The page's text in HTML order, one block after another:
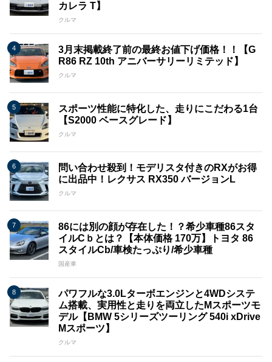
カレラ T】
クルマ
3月末掲載終了前の最終お値下げ価格！！【G
R86 RZ 10th アニバーサリーリミテッド】
クルマ
スポーツ性能に特化した、走りにこだわる1台
【S2000 ベースグレード】
クルマ
問い合わせ殺到！モデリスタ付きのRXがお得
に出品中！レクサス RX350 バージョンL
クルマ
86には別の顔が存在した！？希少車種86スタ
イルCｂとは？【本体価格 170万】トヨタ 86
スタイルCb/車検たっぷり/希少車種
国産車
パワフルな3.0Lターボエンジンと4WDシステ
ム搭載、実用性と走りを両立したMスポーツモ
デル【BMW 5シリーズツーリング 540i xDrive
Mスポーツ】
クルマ